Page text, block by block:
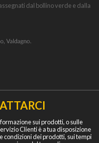
dal bollino verde e dalla
sui prodotti, o sulle
Clienti è a tua disposizione
condizioni dei prodotti, sui tempi